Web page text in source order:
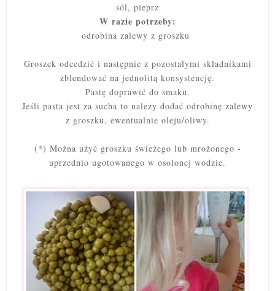
sól, pieprz
W razie potrzeby:
odrobina zalewy z groszku
Groszek odcedzić i następnie z pozostałymi składnikami
zblendować na jednolitą konsystencję.
Pastę doprawić do smaku.
Jeśli pasta jest za sucha to należy dodać odrobinę zalewy
z groszku, ewentualnie oleju/oliwy.
(*) Można użyć groszku świeżego lub mrożonego -
uprzednio ugotowanego w osolonej wodzie.